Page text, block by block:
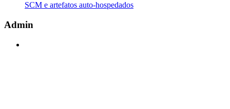
SCM e artefatos auto-hospedados
Admin